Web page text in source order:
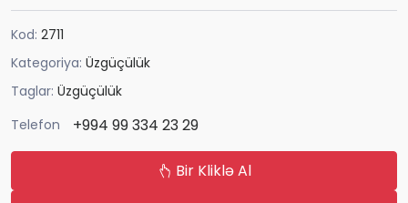
Kod: 2711
Kategoriya: Üzgüçülük
Taglar: Üzgüçülük
Telefon
+994 99 334 23 29
Bir Kliklə Al